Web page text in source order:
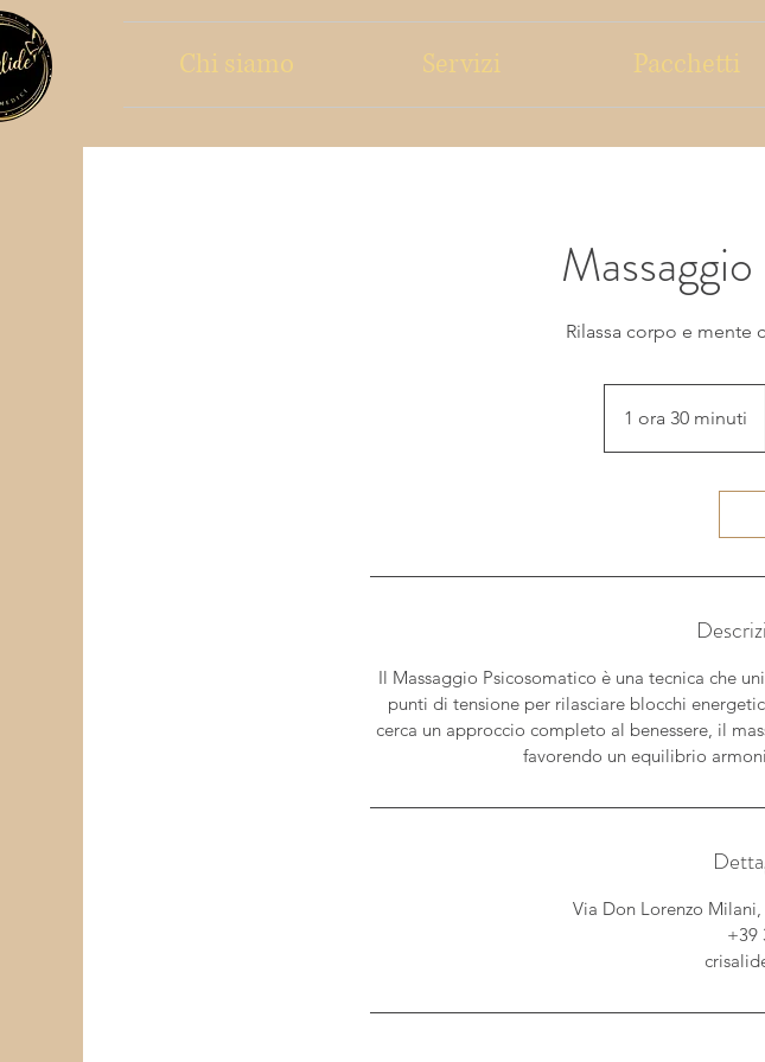
Chi siamo Servizi Pacchetti
Rilassa corpo e mente
1 ora 30 minuti
u
t
i
Il Massaggio Psicosomatico è una tecnica che
punti di tensione per rilasciare blocchi
cerca un approccio completo al benessere, il
favorendo un equilibrio
Via Don Lorenzo
+39